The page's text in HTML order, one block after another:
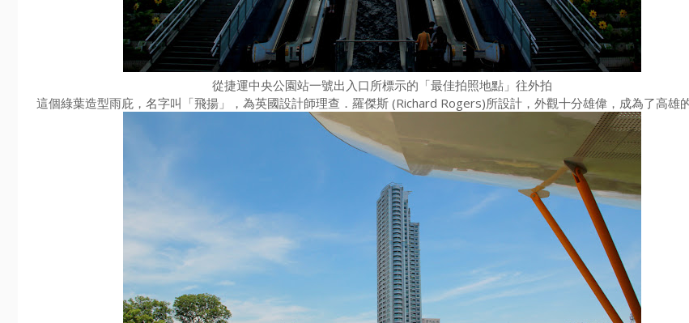
從捷運中央公園站一號出入口所標示的「最佳拍照地點」往外拍
這個綠葉造型雨庇，名字叫「飛揚」，為英國設計師理查．羅傑斯 (Richard Rogers)所設計，外觀十分雄偉，成為了高雄